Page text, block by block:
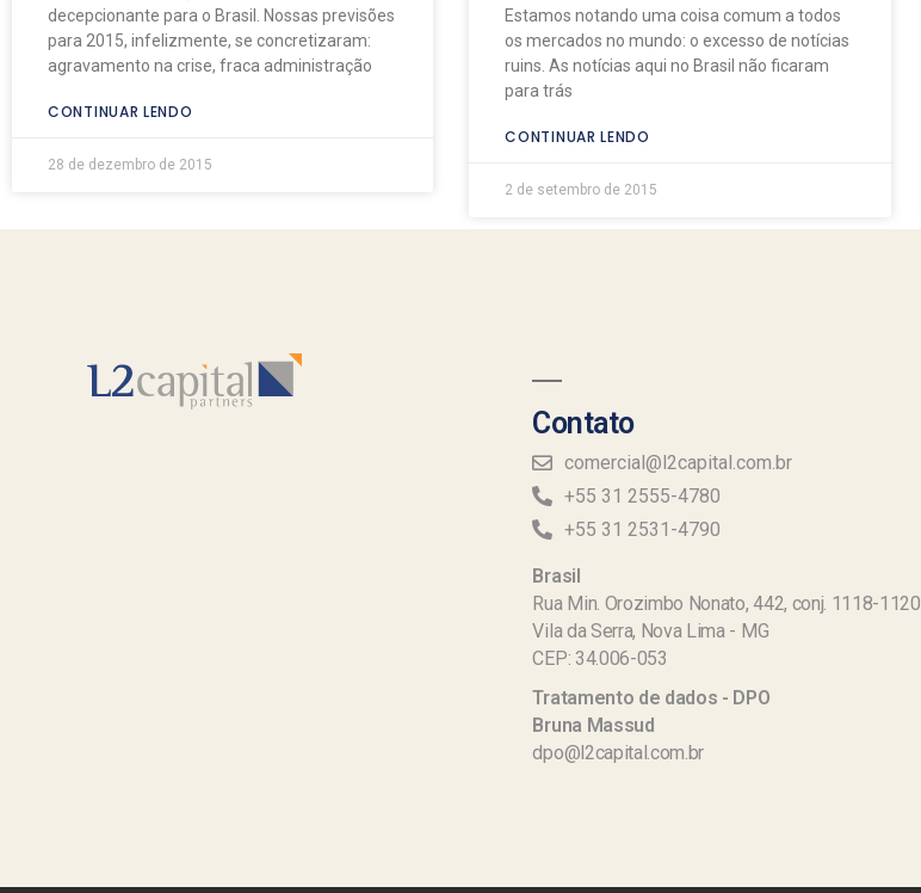
decepcionante para o Brasil. Nossas previsões
para 2015, infelizmente, se concretizaram:
agravamento na crise, fraca administração
CONTINUAR LENDO
28 de dezembro de 2015
Estamos notando uma coisa comum a todos
os mercados no mundo: o excesso de notícias
ruins. As notícias aqui no Brasil não ficaram
para trás
CONTINUAR LENDO
2 de setembro de 2015
Contato
comercial@l2capital.com.br
+55 31 2555-4780
+55 31 2531-4790
Brasil
Rua Min. Orozimbo Nonato, 442, conj. 1118-1120
Vila da Serra, Nova Lima - MG
CEP: 34.006-053
Tratamento de dados - DPO
Bruna Massud
dpo@l2capital.com.br